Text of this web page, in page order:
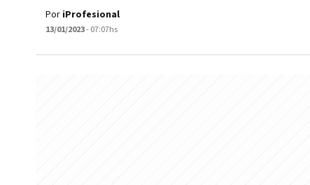
Por iProfesional
13/01/2023- 07:07hs